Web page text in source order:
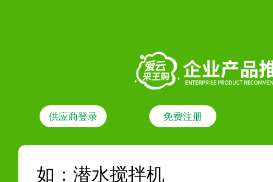
供应商登录 免费注册